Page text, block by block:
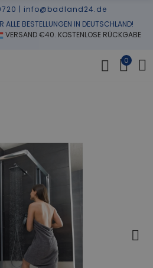
| info@badland24.de
ALLE BESTELLUNGEN IN DEUTSCHLAND!
VERSAND €40. KOSTENLOSE RÜCKGABE
0